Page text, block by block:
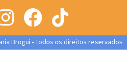
Brogui - Todos os direitos reservados